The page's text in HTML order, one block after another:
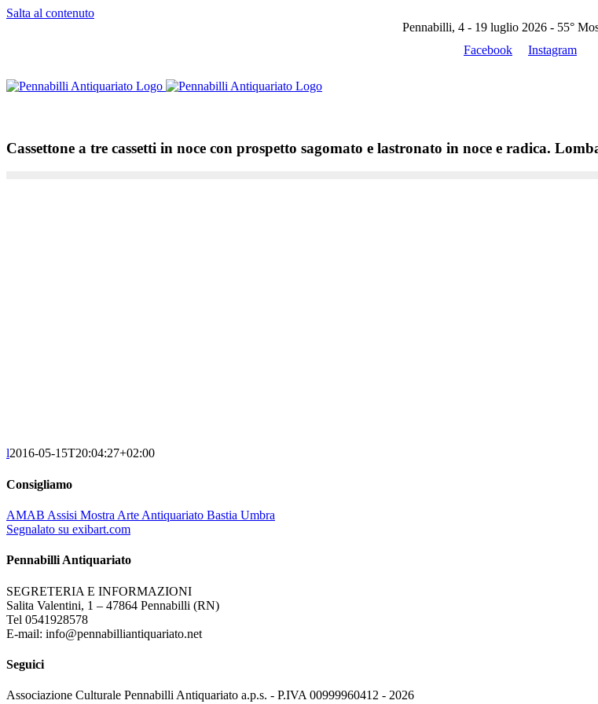
Salta al contenuto
Pennabilli, 4 - 19 luglio 2026 - 55°
Facebook
Instagram
Cassettone a tre cassetti in noce con prospetto sagomato e lastronato in noce e radica.
l2016-05-15T20:04:27+02:00
Consigliamo
AMAB Assisi Mostra Arte Antiquariato Bastia Umbra
Segnalato su exibart.com
Pennabilli Antiquariato
SEGRETERIA E INFORMAZIONI
Salita Valentini, 1 – 47864 Pennabilli (RN)
Tel 0541928578
E-mail: info@pennabilliantiquariato.net
Seguici
Associazione Culturale Pennabilli Antiquariato a.p.s. - P.IVA 00999960412 - 2026